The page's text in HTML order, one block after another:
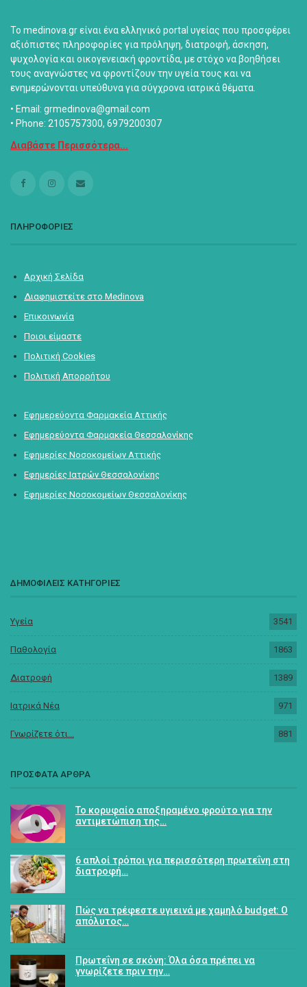
Το medinova.gr είναι ένα ελληνικό portal υγείας που προσφέρει
αξιόπιστες πληροφορίες για πρόληψη, διατροφή, άσκηση,
ψυχολογία και οικογενειακή φροντίδα, με στόχο να βοηθήσει
τους αναγνώστες να φροντίζουν την υγεία τους και να
ενημερώνονται υπεύθυνα για σύγχρονα ιατρικά θέματα.
• Email: grmedinova@gmail.com
• Phone: 2105757300, 6979200307
Διαβάστε Περισσότερα...
ΠΛΗΡΟΦΟΡΙΕΣ
Αρχική Σελίδα
Διαφημιστείτε στο Medinova
Επικοινωνία
Ποιοι είμαστε
Πολιτική Cookies
Πολιτική Απορρήτου
Εφημερεύοντα Φαρμακεία Αττικής
Εφημερεύοντα Φαρμακεία Θεσσαλονίκης
Εφημερίες Νοσοκομείων Αττικής
Εφημερίες Ιατρών Θεσσαλονίκης
Εφημερίες Νοσοκομείων Θεσσαλονίκης
ΔΗΜΟΦΙΛΕΙΣ ΚΑΤΗΓΟΡΙΕΣ
Υγεία 3541
Παθολογία 1863
Διατροφή 1389
Ιατρικά Νέα 971
Γνωρίζετε ότι... 881
ΠΡΟΣΦΑΤΑ ΑΡΘΡΑ
Το κορυφαίο αποξηραμένο φρούτο για την
αντιμετώπιση της…
6 απλοί τρόποι για περισσότερη πρωτεΐνη στη
διατροφή…
Πώς να τρέφεστε υγιεινά με χαμηλό budget: Ο
απόλυτος…
Πρωτεΐνη σε σκόνη: Όλα όσα πρέπει να
γνωρίζετε πριν την…